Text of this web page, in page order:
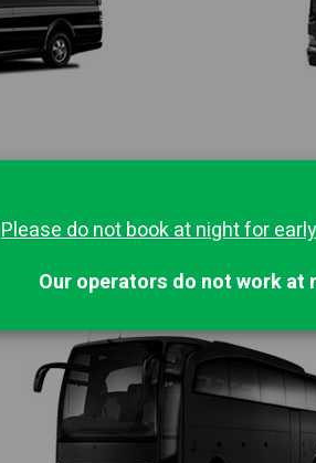
Please do not book at night for
Our operators do not work at